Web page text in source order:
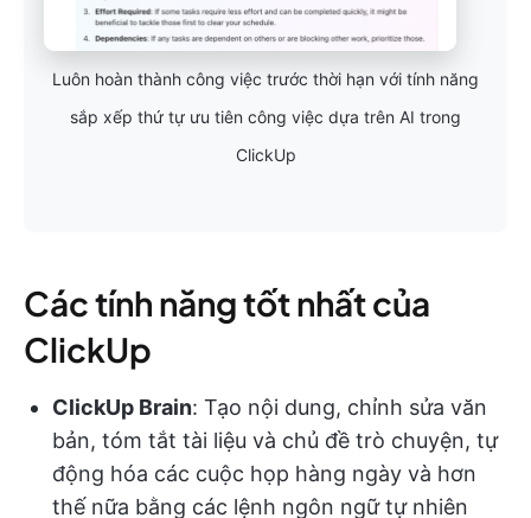
Luôn hoàn thành công việc trước thời hạn với tính năng
sắp xếp thứ tự ưu tiên công việc dựa trên AI trong
ClickUp
Các tính năng tốt nhất của
ClickUp
ClickUp Brain: Tạo nội dung, chỉnh sửa văn
bản, tóm tắt tài liệu và chủ đề trò chuyện, tự
động hóa các cuộc họp hàng ngày và hơn
thế nữa bằng các lệnh ngôn ngữ tự nhiên